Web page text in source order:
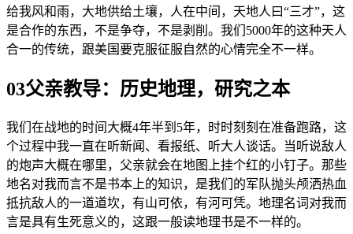
给我风和雨，大地供给土壤，人在中间，天地人曰“三才”，这
是合作的东西，不是争夺，不是剥削。我们5000年的这种天人
合一的传统，跟美国要克服征服自然的心情完全不一样。
03父亲教导：历史地理，研究之本
我们在战地的时间大概4年半到5年，时时刻刻在准备跑路，这
个过程中我一直在听新闻、看报纸、听大人谈话。当听说敌人
的炮声大概在哪里，父亲就会在地图上挂个红的小钉子。那些
地名对我而言不是书本上的知识，是我们的军队抛头颅洒热血
抵抗敌人的一道道坎，有山可依，有河可凭。地理名词对我而
言是具有生死意义的，这跟一般读地理书是不一样的。